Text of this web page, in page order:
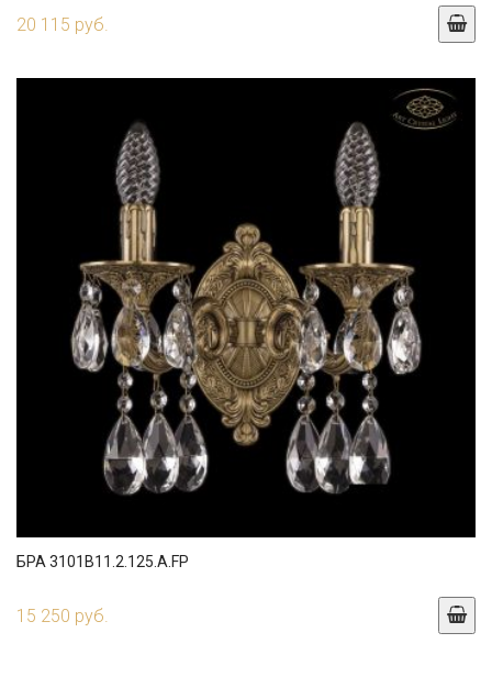
20 115 руб.
БРА 3101B11.2.125.A.FP
15 250 руб.